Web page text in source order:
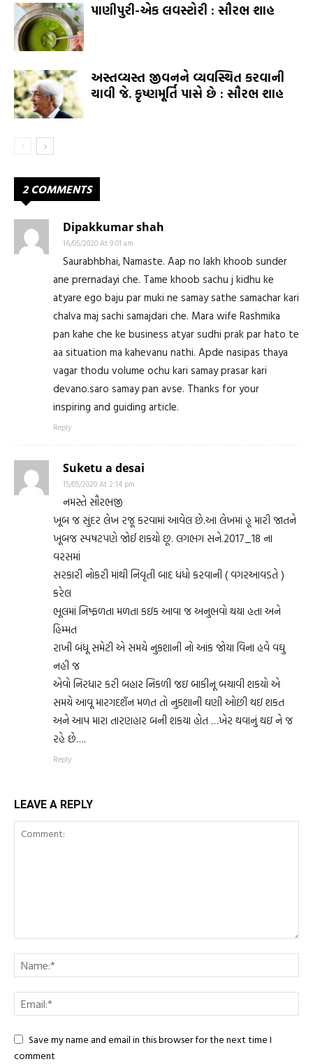
પાણીપુરી-એક લવસ્ટોરી : સૌરભ શાહ
અસ્તવ્યસ્ત જીવનને વ્યવસ્થિત કરવાની
ચાવી જે. કૃષ્ણમૂર્તિ પાસે છે : સૌરભ શાહ
2 COMMENTS
Dipakkumar shah
16/05/2020 At 9:01 am
Saurabhbhai, Namaste. Aap no lakh khoob sunder
ane prernadayi che. Tame khoob sachu j kidhu ke
atyare ego baju par muki ne samay sathe samachar kari
chalva maj sachi samajdari che. Mara wife Rashmika
pan kahe che ke business atyar sudhi prak par hato te
aa situation ma kahevanu nathi. Apde nasipas thaya
vagar thodu volume ochu kari samay prasar kari
devano.saro samay pan avse. Thanks for your
inspiring and guiding article.
Reply
Suketu a desai
15/05/2020 At 2:14 pm
નમસ્તે સૌરભજી
ખૂબ જ સુંદર લેખ રજૂ કરવામાં આવેલ છે.આ લેખમાં હૂ મારી જાતને
ખૂબજ સ્પષટપણે જોઈ શકયો છૂ. લગભગ સને.2017_18 ના
વરસમાં
સરકારી નોકરી માંથી નિવૃતી બાદ ધંધો કરવાની ( વગરઆવડતે )
કરેલ
ભૂલમાં નિષ્ફળતા મળતા કઇક આવા જ અનુભવો થયા હતા અને
હિમ્મત
રાખી બંધૂ સમેટી એ સમયે નુકશાની નો આંક જોયા વિના હવે વઘુ
નહી જ
એવો નિરધાર કરી બહાર નિકળી જઇ બાકીનૂ બચાવી શકયો એ
સમયે આવૂ મારગદશઁન મળત તો નુકશાની ઘણી ઓછી થઇ શકત
અને આપ મારા તારણહાર બની શકયા હોત …ખેર થવાનું થઇ ને જ
રહે છે….
Reply
LEAVE A REPLY
Save my name and email in this browser for the next time I
comment